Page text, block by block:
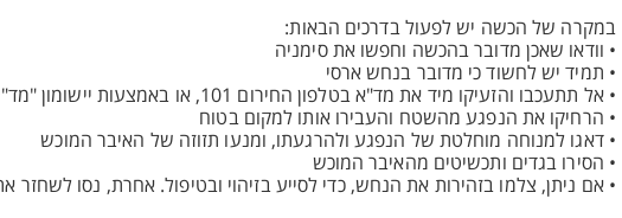
במקרה של הכשה יש לפעול בדרכים הבאות:
• וודאו שאכן מדובר בהכשה וחפשו את סימניה
• תמיד יש לחשוד כי מדובר בנחש ארסי
• אל תתעכבו והזעיקו מיד את מד"א בטלפון החירום 101, או באמצעות יישומון "מד"א שלי"
• הרחיקו את הנפגע מהשטח והעבירו אותו למקום בטוח
• דאגו למנוחה מוחלטת של הנפגע ולהרגעתו, ומנעו תזוזה של האיבר המוכש
• הסירו בגדים ותכשיטים מהאיבר המוכש
• אם ניתן, צלמו בזהירות את הנחש, כדי לסייע בזיהוי ובטיפול. אחרת, נסו לשחזר